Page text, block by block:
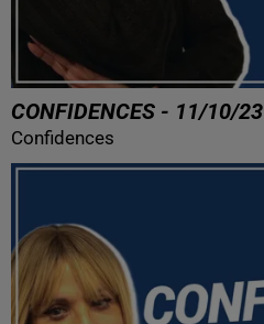
CONFIDENCES - 11/10/23
Confidences